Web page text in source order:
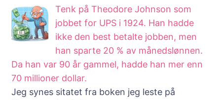
Tenk på Theodore Johnson som
jobbet for UPS i 1924. Han hadde
ikke den best betalte jobben, men
han sparte 20 % av månedslønnen.
Da han var 90 år gammel, hadde han mer enn
70 millioner dollar.
Jeg synes sitatet fra boken jeg leste på